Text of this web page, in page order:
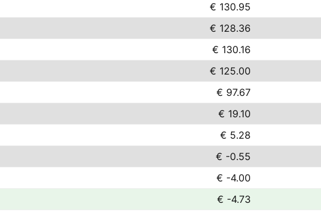
€ 130.95
€ 128.36
€ 130.16
€ 125.00
€ 97.67
€ 19.10
€ 5.28
€ -0.55
€ -4.00
€ -4.73